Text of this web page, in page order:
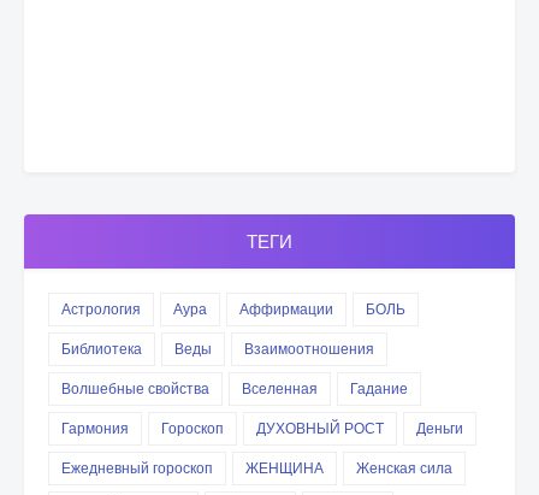
ТЕГИ
Астрология Аура Аффирмации
БОЛЬ
Библиотека
Веды
Взаимоотношения
Волшебные свойства
Вселенная
Гадание
Гармония
Гороскоп ДУХОВНЫЙ РОСТ
Деньги
Ежедневный гороскоп
ЖЕНЩИНА
Женская сила